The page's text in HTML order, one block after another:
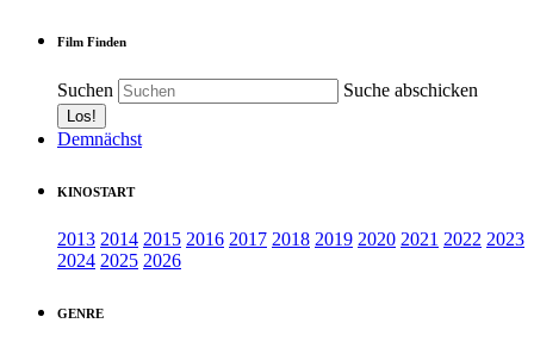
Film Finden
Suchen Suche abschicken
Demnächst
KINOSTART
2013 2014 2015 2016 2017 2018 2019 2020 2021 2022 2023
2024 2025 2026
GENRE